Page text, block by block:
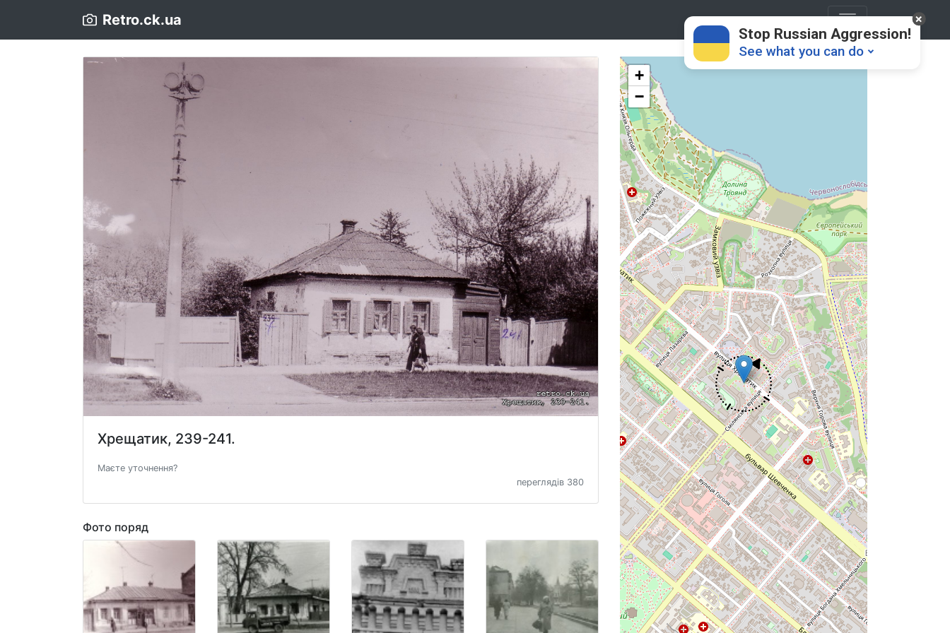
Retro.ck.ua
Хрещатик, 239-241.
Маєте уточнення?
переглядів 380
Фото поряд
+
−
Stop Russian Aggression!
See what you can do
Donate
Support Ukraine
Share this widget